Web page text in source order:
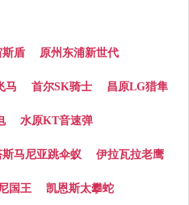
斯盾 原州东浦新世代
马 首尔SK骑士 昌原LG猎隼
水原KT音速弹
斯马尼亚跳伞蚁 伊拉瓦拉老鹰
国王 凯恩斯太攀蛇